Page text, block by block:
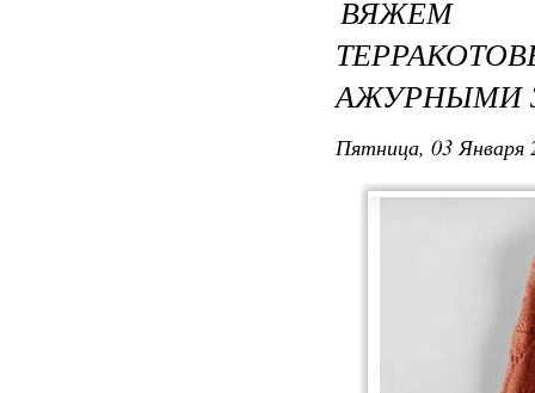
ВЯЖЕМ
АЖУРНЫМИ
Пятница, 03 Января